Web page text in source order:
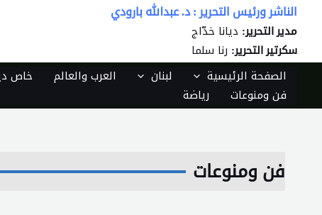
تخطي
المحتوى
الناشر ورئيس التحرير : د. عبدالله بارودي
مدير التحرير: ديانا خدّاج
سكرتير التحرير: رنا سلما
الصفحة الرئيسية لبنان العرب والعالم خاص
فن ومنوعات
رياضة
فن ومنوعات